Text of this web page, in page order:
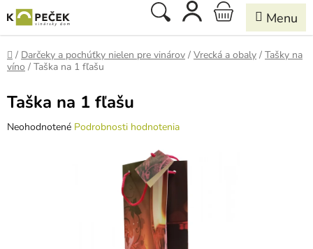
na
obsah
Hľadať
NÁKUPNÝ
KOŠÍK
Domov
/ Darčeky a pochúťky nielen pre vinárov / Vrecká a obaly / Tašky na
víno / Taška na 1 fľašu
Taška na 1 fľašu
Priemerné
Neohodnotené Podrobnosti hodnotenia